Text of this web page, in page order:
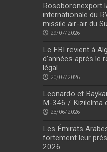
Rosoboronexport
internationale du
missile air-air du
29/07/2026
Le FBI revient à
d’années après le
légal
20/07/2026
Leonardo et
M-346 / Kızılelma
23/06/2026
Les Émirats
fortement leur
2026